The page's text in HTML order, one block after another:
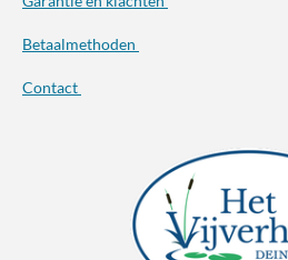
Betaalmethoden
Contact